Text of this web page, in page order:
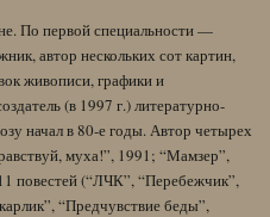
По первой специальности —
автор нескольких сот картин,
живописи, графики и
(в 1997 г.) литературно-
начал в 80-е годы. Автор четырех
муха!”, 1991; “Мамзер”,
повестей (“ЛЧК”, “Перебежчик”,
“Предчувствие беды”,